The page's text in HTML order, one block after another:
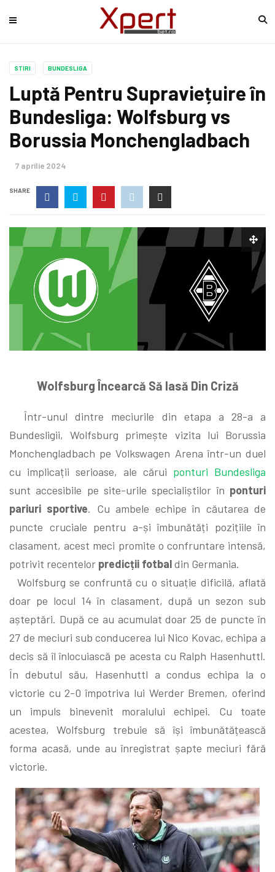
STIRI BUNDESLIGA
Luptă Pentru Supraviețuire în
Bundesliga: Wolfsburg vs
Borussia Monchengladbach
7 aprilie 2024
SHARE
Wolfsburg Încearcă Să Iasă Din Criză
Într-unul dintre meciurile din etapa a 28-a a
Bundesligii, Wolfsburg primește vizita lui Borussia
Monchengladbach pe Volkswagen Arena într-un duel
cu implicații serioase, ale cărui ponturi Bundesliga
sunt accesibile pe site-urile specialiștilor în ponturi
pariuri sportive. Cu ambele echipe în căutarea de
puncte cruciale pentru a-și îmbunătăți pozițiile în
clasament, acest meci promite o confruntare intensă,
potrivit recentelor predicții fotbaldin Germania.
Wolfsburg se confruntă cu o situație dificilă, aflată
doar pe locul 14 în clasament, după un sezon sub
așteptări. După ce au acumulat doar 25 de puncte în
27 de meciuri sub conducerea lui Nico Kovac, echipa a
decis să îl înlocuiască pe acesta cu Ralph Hasenhuttl.
În debutul său, Hasenhuttl a condus echipa la o
victorie cu 2-0 împotriva lui Werder Bremen, oferind
un impuls binevenit moralului echipei. Cu toate
acestea, Wolfsburg trebuie să își îmbunătățească
forma acasă, unde au înregistrat șapte meciuri fără
victorie.